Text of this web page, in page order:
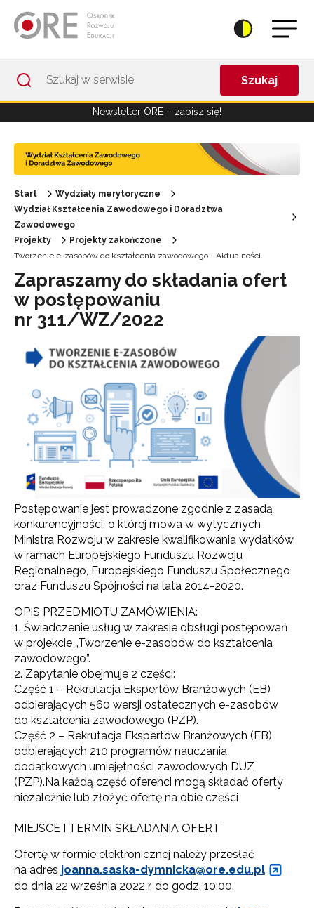
Szukaj
Newsletter ORE – zapisz się!
Start
Wydziały merytoryczne
Wydział Kształcenia Zawodowego i Doradztwa
Zawodowego
Projekty
Projekty zakończone
Tworzenie e-zasobów do kształcenia zawodowego - Aktualności
Zapraszamy do składania ofert
w postępowaniu
nr 311/WZ/2022
Postępowanie jest prowadzone zgodnie z zasadą
konkurencyjności, o której mowa w wytycznych
Ministra Rozwoju w zakresie kwalifikowania wydatków
w ramach Europejskiego Funduszu Rozwoju
Regionalnego, Europejskiego Funduszu Społecznego
oraz Funduszu Spójności na lata 2014-2020.
OPIS PRZEDMIOTU ZAMÓWIENIA:
1. Świadczenie usług w zakresie obsługi postępowań
w projekcie „Tworzenie e-zasobów do kształcenia
zawodowego”.
2. Zapytanie obejmuje 2 części:
Część 1 – Rekrutacja Ekspertów Branżowych (EB)
odbierających 560 wersji ostatecznych e-zasobów
do kształcenia zawodowego (PZP).
Część 2 – Rekrutacja Ekspertów Branżowych (EB)
odbierających 210 programów nauczania
dodatkowych umiejętności zawodowych DUZ
(PZP).Na każdą część oferenci mogą składać oferty
niezależnie lub złożyć ofertę na obie części
MIEJSCE I TERMIN SKŁADANIA OFERT
Ofertę w formie elektronicznej należy przesłać
na adres joanna.saska-dymnicka@ore.edu.pl
do dnia 22 września 2022 r. do godz. 10:00.